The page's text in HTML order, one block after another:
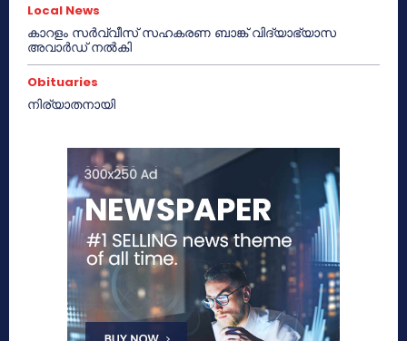
Local News
കാറളം സർവ്വീസ് സഹകരണ ബാങ്ക് വിദ്യാഭ്യാസ
അവാർഡ് നൽകി
Obituaries
നിര്യാതനായി